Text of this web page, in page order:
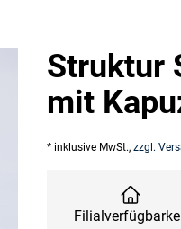
Struktur
mit
* inklusive MwSt., zzgl.